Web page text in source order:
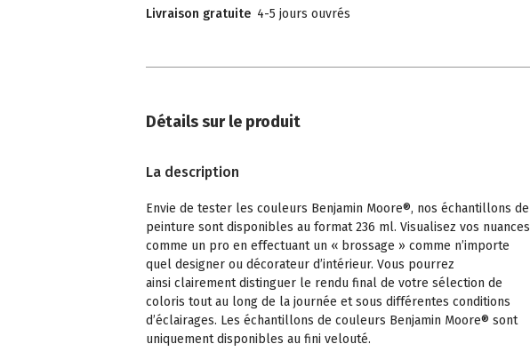
Livraison gratuite 4-5 jours ouvrés
Détails sur le produit
La description
Envie de tester les couleurs Benjamin Moore®, nos échantillons de
peinture sont disponibles au format 236 ml. Visualisez vos nuances
comme un pro en effectuant un « brossage » comme n’importe
quel designer ou décorateur d’intérieur. Vous pourrez
ainsi clairement distinguer le rendu final de votre sélection de
coloris tout au long de la journée et sous différentes conditions
d’éclairages. Les échantillons de couleurs Benjamin Moore® sont
uniquement disponibles au fini velouté.